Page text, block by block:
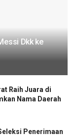
Dkk ke
Raih Juara di
Nama Daerah
Penerimaan